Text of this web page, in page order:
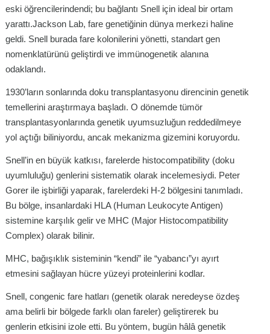
eski öğrencilerindendi; bu bağlantı Snell için ideal bir ortam
yarattı.Jackson Lab, fare genetiğinin dünya merkezi haline
geldi. Snell burada fare kolonilerini yönetti, standart gen
nomenklatürünü geliştirdi ve immünogenetik alanına
odaklandı.
1930’ların sonlarında doku transplantasyonu direncinin genetik
temellerini araştırmaya başladı. O dönemde tümör
transplantasyonlarında genetik uyumsuzluğun reddedilmeye
yol açtığı biliniyordu, ancak mekanizma gizemini koruyordu.
Snell’in en büyük katkısı, farelerde histocompatibility (doku
uyumluluğu) genlerini sistematik olarak incelemesiydi. Peter
Gorer ile işbirliği yaparak, farelerdeki H-2 bölgesini tanımladı.
Bu bölge, insanlardaki HLA (Human Leukocyte Antigen)
sistemine karşılık gelir ve MHC (Major Histocompatibility
Complex) olarak bilinir.
MHC, bağışıklık sisteminin “kendi” ile “yabancı”yı ayırt
etmesini sağlayan hücre yüzeyi proteinlerini kodlar.
Snell, congenic fare hatları (genetik olarak neredeyse özdeş
ama belirli bir bölgede farklı olan fareler) geliştirerek bu
genlerin etkisini izole etti. Bu yöntem, bugün hâlâ genetik